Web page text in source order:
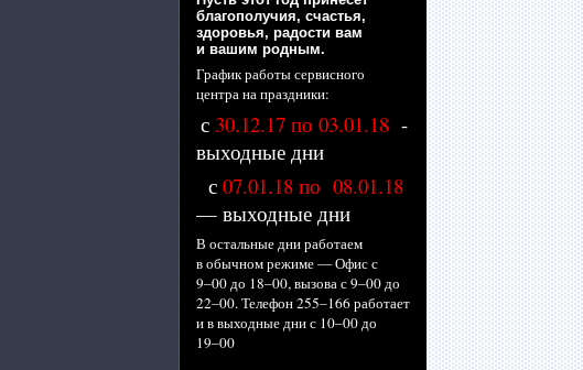
благополучия, счастья,
здоровья, радости вам
и вашим родным.
График работы сервисного
центрана праздники:
с 30.12.17 по 03.01.18 -
выходные дни
с 07.01.18 по 08.01.18
— выходные дни
В остальные дни работаем
в обычномрежиме —Офис с
9–00 до 18–00,вызова с9–00 до
22–00.Телефон255–166 работает
ив выходныедни с 10–00 до
19–00